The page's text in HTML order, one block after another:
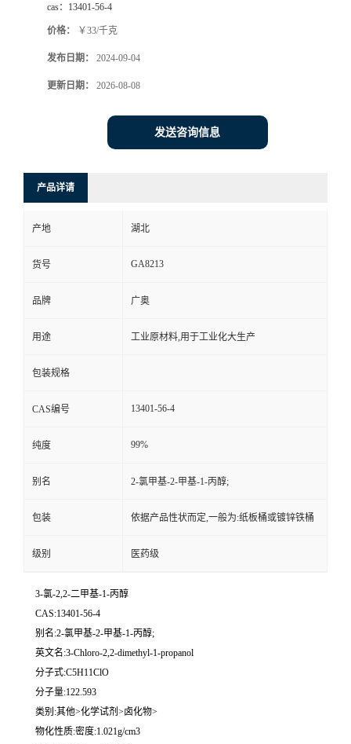
cas： 13401-56-4
价格： ￥33/千克
发布日期： 2024-09-04
更新日期： 2026-08-08
发送咨询信息
产品详请
产地 湖北
货号 GA8213
品牌 广奥
用途 工业原材料,用于工业化大生产
包装规格
CAS编号 13401-56-4
纯度 99%
别名 2-氯甲基-2-甲基-1-丙醇;
包装 依据产品性状而定,一般为:纸板桶或镀锌铁桶
级别 医药级
3-氯-2,2-二甲基-1-丙醇
CAS:13401-56-4
别名:2-氯甲基-2-甲基-1-丙醇;
英文名:3-Chloro-2,2-dimethyl-1-propanol
分子式:C5H11ClO
分子量:122.593
类别:其他>化学试剂>卤化物>
物化性质:密度:1.021g/cm3